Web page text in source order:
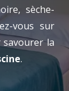
sèche-
vous sur
savourer la
.